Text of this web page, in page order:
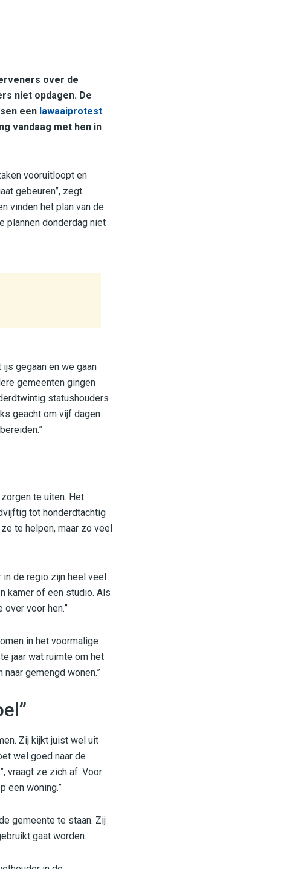
over de
niet opdagen. De
een lawaaiprotest
vandaag met hen in
vooruitloopt en
gebeuren”, zegt
vinden het plan van de
plannen donderdag niet
gegaan en we gaan
gemeenten gingen
statushouders
geacht om vijf dagen
te uiten. Het
tot honderdtachtig
te helpen, maar zo veel
de regio zijn heel veel
kamer of een studio. Als
voor hen.”
in het voormalige
jaar wat ruimte om het
gemengd wonen.”
Zij kijkt juist wel uit
wel goed naar de
vraagt ze zich af. Voor
een woning.”
gemeente te staan. Zij
gaat worden.